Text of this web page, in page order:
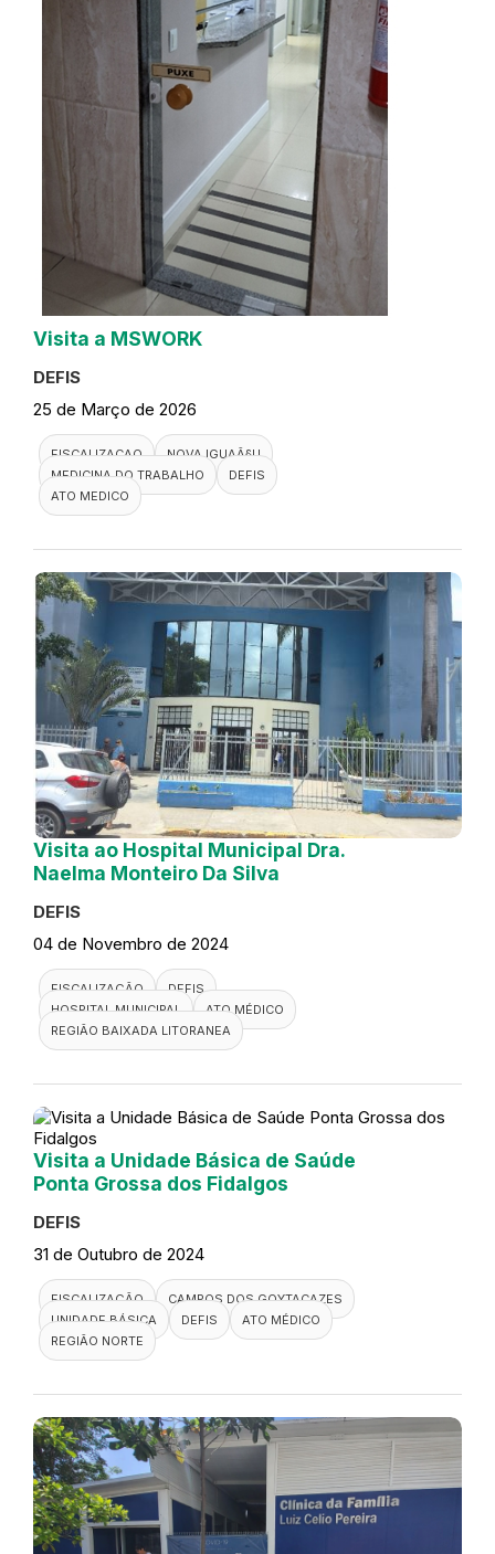
Visita a MSWORK
DEFIS
25 de Março de 2026
FISCALIZACAO
NOVA IGUAÃ§U
MEDICINA DO TRABALHO
DEFIS
ATO MEDICO
Visita ao Hospital Municipal Dra.
Naelma Monteiro Da Silva
DEFIS
04 de Novembro de 2024
FISCALIZAÇÃO
DEFIS
HOSPITAL MUNICIPAL
ATO MÉDICO
REGIÃO BAIXADA LITORANEA
Visita a Unidade Básica de Saúde
Ponta Grossa dos Fidalgos
DEFIS
31 de Outubro de 2024
FISCALIZAÇÃO
CAMPOS DOS GOYTACAZES
UNIDADE BÁSICA
DEFIS
ATO MÉDICO
REGIÃO NORTE